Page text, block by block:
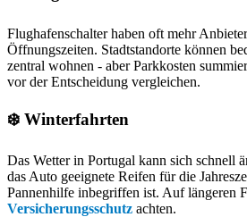
Flughafenschalter haben oft mehr
Öffnungszeiten. Stadtstandorte können
zentral wohnen - aber Parkkosten
vor der Entscheidung vergleichen.
❄️ Winterfahrten
Das Wetter in Portugal kann sich schnell
das Auto geeignete Reifen für die
Pannenhilfe inbegriffen ist. Auf längeren
Versicherungsschutz achten.